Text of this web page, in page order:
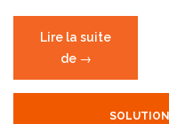
Lire la suite
de « BPO,
la
→